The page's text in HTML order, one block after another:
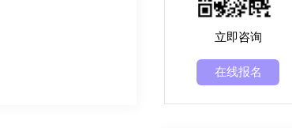
立即咨询
在线报名